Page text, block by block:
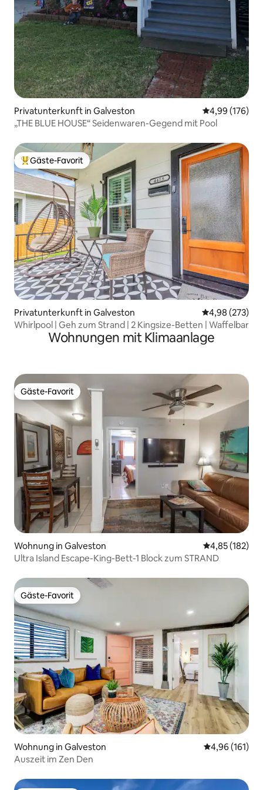
Privatunterkunft in Galveston
4,99 (176)
„THE BLUE HOUSE“ Seidenwaren-Gegend mit Pool
Beliebter Gäste-Favorit.
Gäste-Favorit
Privatunterkunft in Galveston
4,98 (273)
Whirlpool | Geh zum Strand | 2 Kingsize-Betten | Waffelbar
Wohnungen mit Klimaanlage
Gäste-Favorit
Gäste-Favorit
Wohnung in Galveston
4,85 (182)
Ultra Island Escape-King-Bett-1 Block zum STRAND
Gäste-Favorit
Gäste-Favorit
Wohnung in Galveston
4,96 (161)
Auszeit im Zen Den